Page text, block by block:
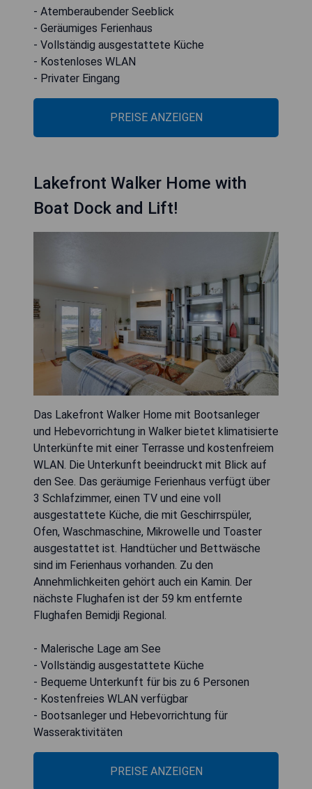
- Atemberaubender Seeblick
- Geräumiges Ferienhaus
- Vollständig ausgestattete Küche
- Kostenloses WLAN
- Privater Eingang
PREISE ANZEIGEN
Lakefront Walker Home with
Boat Dock and Lift!
Das Lakefront Walker Home mit Bootsanleger
und Hebevorrichtung in Walker bietet klimatisierte
Unterkünfte mit einer Terrasse und kostenfreiem
WLAN. Die Unterkunft beeindruckt mit Blick auf
den See. Das geräumige Ferienhaus verfügt über
3 Schlafzimmer, einen TV und eine voll
ausgestattete Küche, die mit Geschirrspüler,
Ofen, Waschmaschine, Mikrowelle und Toaster
ausgestattet ist. Handtücher und Bettwäsche
sind im Ferienhaus vorhanden. Zu den
Annehmlichkeiten gehört auch ein Kamin. Der
nächste Flughafen ist der 59 km entfernte
Flughafen Bemidji Regional.
- Malerische Lage am See
- Vollständig ausgestattete Küche
- Bequeme Unterkunft für bis zu 6 Personen
- Kostenfreies WLAN verfügbar
- Bootsanleger und Hebevorrichtung für
Wasseraktivitäten
PREISE ANZEIGEN